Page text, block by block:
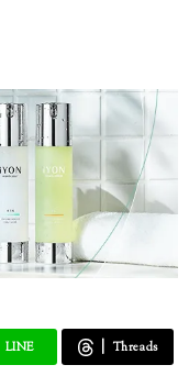
LINE Threads